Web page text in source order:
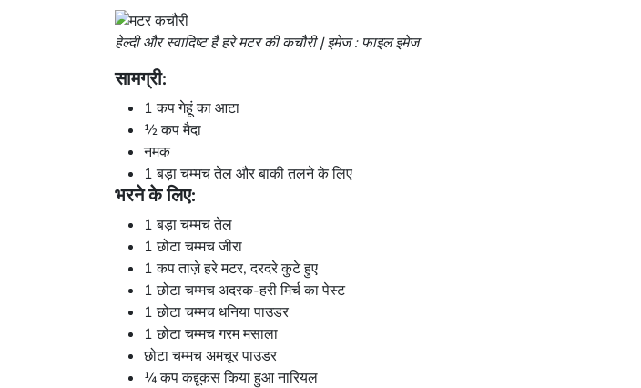
हेल्दी और स्वादिष्ट है हरे मटर की कचौरी | इमेज : फाइल इमेज
सामग्री:
1 कप गेहूं का आटा
½ कप मैदा
नमक
1 बड़ा चम्मच तेल और बाकी तलने के लिए
भरने के लिए:
1 बड़ा चम्मच तेल
1 छोटा चम्मच जीरा
1 कप ताज़े हरे मटर, दरदरे कुटे हुए
1 छोटा चम्मच अदरक-हरी मिर्च का पेस्ट
1 छोटा चम्मच धनिया पाउडर
1 छोटा चम्मच गरम मसाला
छोटा चम्मच अमचूर पाउडर
¼ कप कद्दूकस किया हुआ नारियल